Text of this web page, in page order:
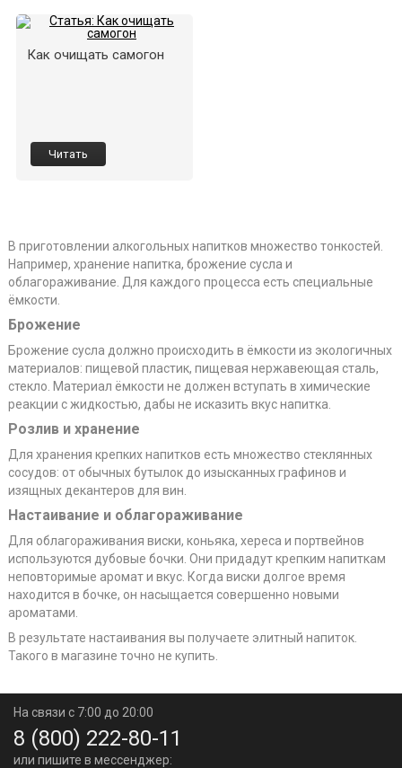
Как очищать самогон
Читать
В приготовлении алкогольных напитков множество тонкостей.
Например, хранение напитка, брожение сусла и
облагораживание. Для каждого процесса есть специальные
ёмкости.
Брожение
Брожение сусла должно происходить в ёмкости из экологичных
материалов: пищевой пластик, пищевая нержавеющая сталь,
стекло. Материал ёмкости не должен вступать в химические
реакции с жидкостью, дабы не исказить вкус напитка.
Розлив и хранение
Для хранения крепких напитков есть множество стеклянных
сосудов: от обычных бутылок до изысканных графинов и
изящных декантеров для вин.
Настаивание и облагораживание
Для облагораживания виски, коньяка, хереса и портвейнов
используются дубовые бочки. Они придадут крепким напиткам
неповторимые аромат и вкус. Когда виски долгое время
находится в бочке, он насыщается совершенно новыми
ароматами.
В результате настаивания вы получаете элитный напиток.
Такого в магазине точно не купить.
На связи с 7:00 до 20:00
8 (800) 222-80-11
или пишите в мессенджер: